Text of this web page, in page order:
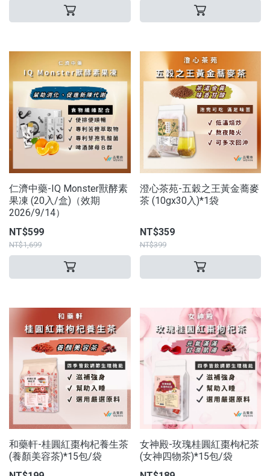
仁濟中藥-IQ Monster獸酵素
果凍 (20入/盒)（效期
2026/9/14）
NT$599
NT$1,699
澄心茶苑-五穀之王黃金蕎麥
茶 (10gx30入)*1袋
NT$359
NT$399
和藥軒-桂圓紅棗枸杞養生茶
(養顏美容茶)*15包/袋
女神殿-玫瑰桂圓紅棗枸杞茶
(女神四物茶)*15包/袋